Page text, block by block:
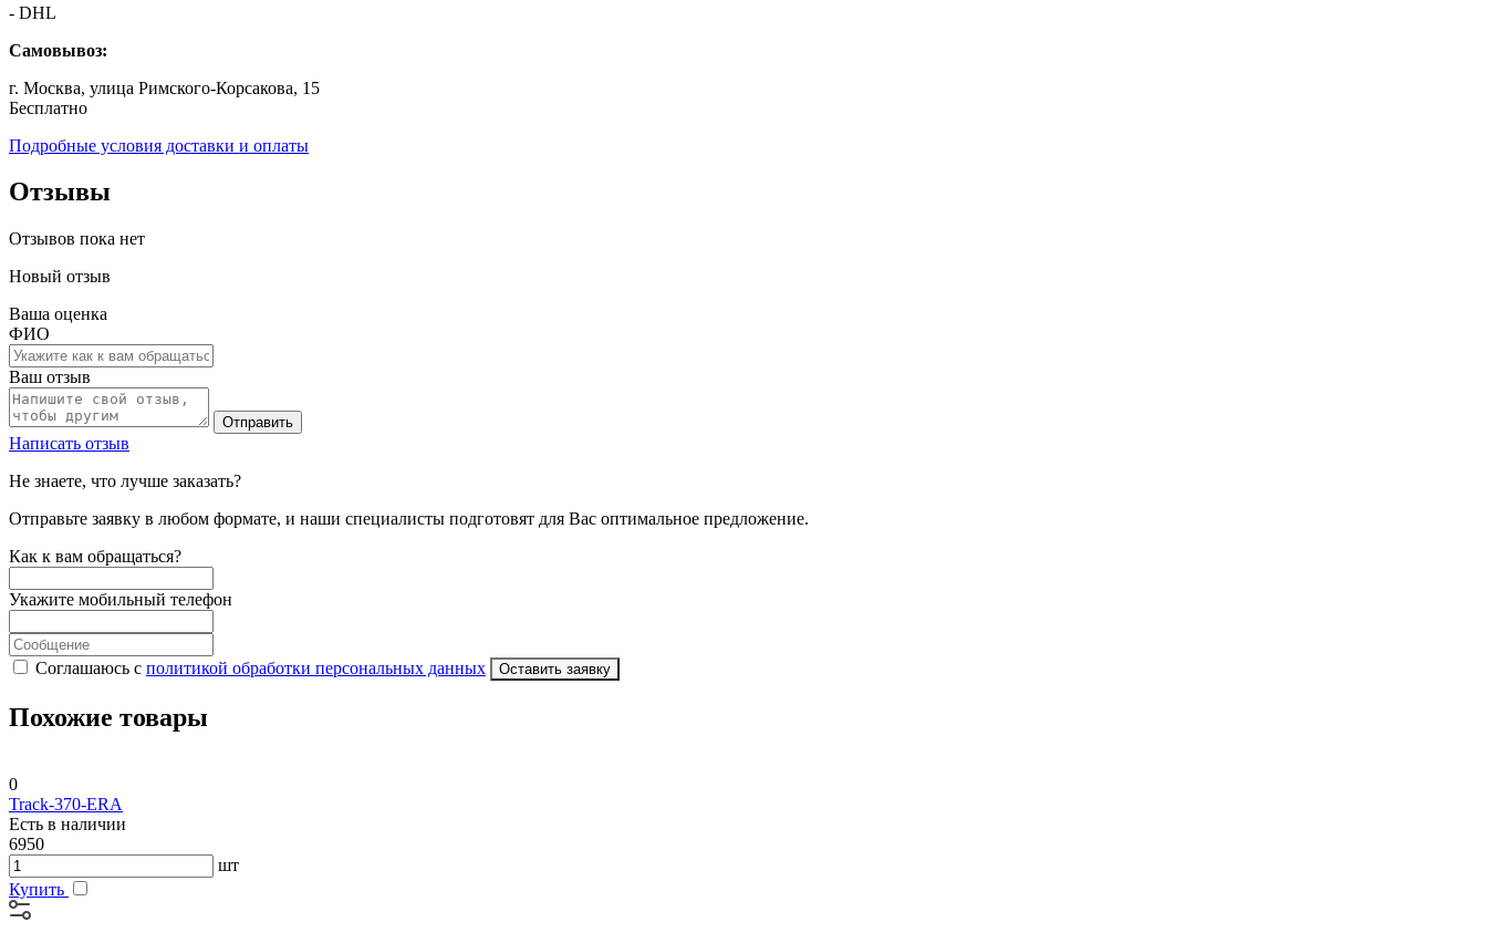
- DHL
Самовывоз:
г. Москва, улица Римского-Корсакова, 15
Бесплатно
Подробные условия доставки и оплаты
Отзывы
Отзывов пока нет
Новый отзыв
Ваша оценка
ФИО
Ваш отзыв
Отправить
Написать отзыв
Не знаете, что лучше заказать?
Отправьте заявку в любом формате, и наши специалисты подготовят для Вас оптимальное предложение.
Как к вам обращаться?
Укажите мобильный телефон
Соглашаюсь с политикой обработки персональных данных Оставить заявку
Похожие товары
0
Track-370-ERA
Есть в наличии
6950
шт
Купить